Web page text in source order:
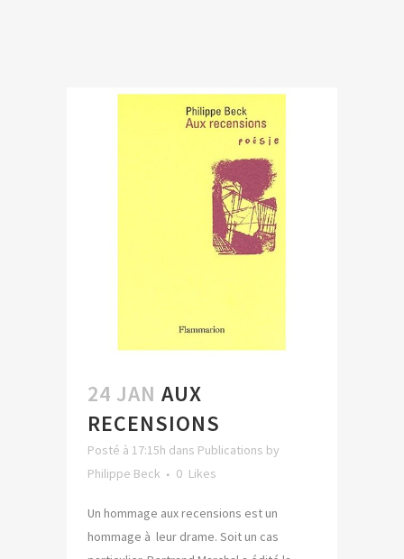
24 JAN AUX
RECENSIONS
Posté à 17:15h dans Publications by
Philippe Beck
0 Likes
Un hommage aux recensions est un
hommage à leur drame. Soit un cas